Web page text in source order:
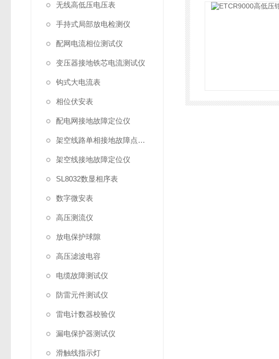
无线高低压电压表
手持式局部放电检测仪
配网电流相位测试仪
变压器接地铁芯电流测试仪
钩式大电流表
相位伏安表
配电网接地故障定位仪
架空线路单相接地故障点巡查装置
架空线接地故障定位仪
SL8032数显相序表
数字微安表
高压测流仪
放电保护球隙
高压滤波电容
电缆故障测试仪
防雷元件测试仪
雷电计数器校验仪
漏电保护器测试仪
滑触线指示灯